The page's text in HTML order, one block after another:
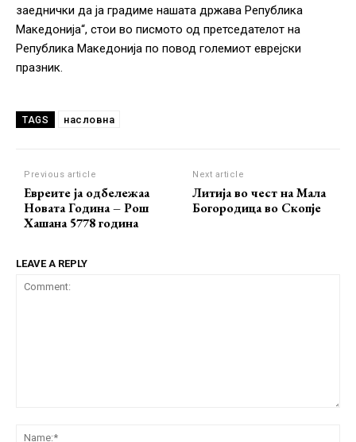
заеднички да ја градиме нашата држава Република
Македонија“, стои во писмото од претседателот на
Република Македонија по повод големиот еврејски
празник.
TAGS насловна
Previous article
Евреите ја одбележаа
Новата Година – Рош
Хашана 5778 година
Next article
Литија во чест на Мала
Богородица во Скопје
LEAVE A REPLY